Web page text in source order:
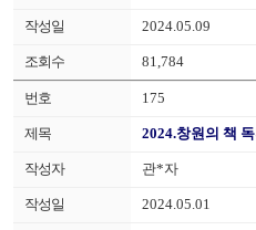
2024.05.09
81,784
175
2024.창원의 책
관*자
2024.05.01